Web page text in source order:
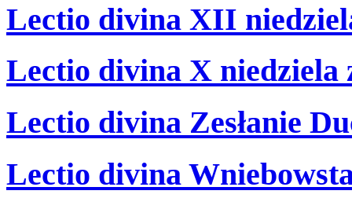
Lectio divina XII
Lectio divina X niedziela
Lectio divina Zesłanie
Lectio divina